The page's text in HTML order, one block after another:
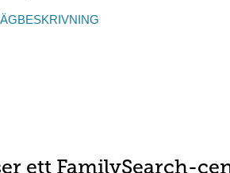
ett FamilySearch-